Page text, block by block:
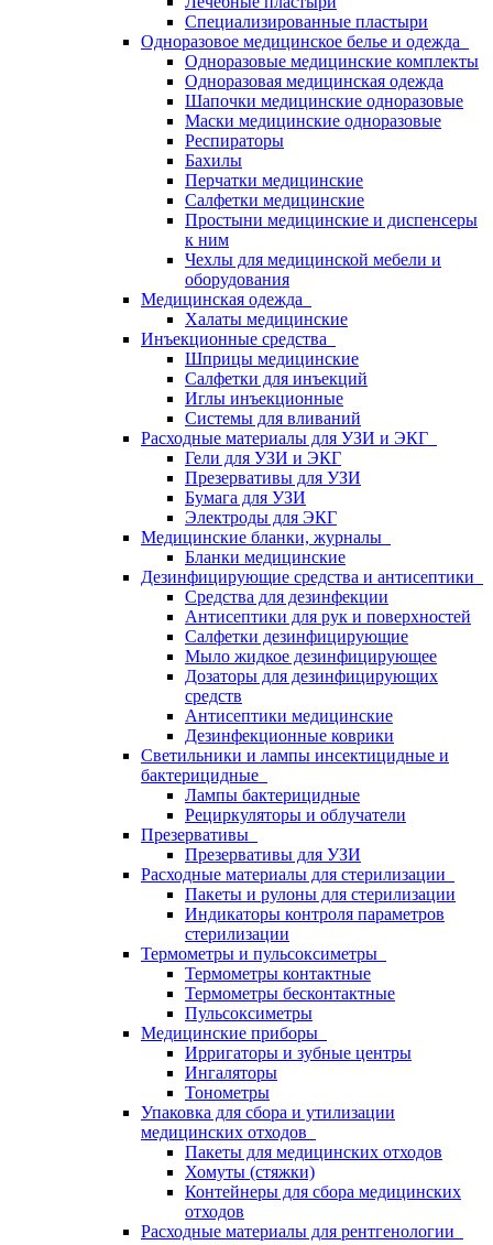
Специализированные пластыри
Одноразовое медицинское белье и одежда
Одноразовые медицинские комплекты
Одноразовая медицинская одежда
Шапочки медицинские одноразовые
Маски медицинские одноразовые
Респираторы
Бахилы
Перчатки медицинские
Салфетки медицинские
Простыни медицинские и диспенсеры
к ним
Чехлы для медицинской мебели и
оборудования
Медицинская одежда
Халаты медицинские
Инъекционные средства
Шприцы медицинские
Салфетки для инъекций
Иглы инъекционные
Системы для вливаний
Расходные материалы для УЗИ и ЭКГ
Гели для УЗИ и ЭКГ
Презервативы для УЗИ
Бумага для УЗИ
Электроды для ЭКГ
Медицинские бланки, журналы
Бланки медицинские
Дезинфицирующие средства и антисептики
Средства для дезинфекции
Антисептики для рук и поверхностей
Салфетки дезинфицирующие
Мыло жидкое дезинфицирующее
Дозаторы для дезинфицирующих
средств
Антисептики медицинские
Дезинфекционные коврики
Светильники и лампы инсектицидные и
бактерицидные
Лампы бактерицидные
Рециркуляторы и облучатели
Презервативы
Презервативы для УЗИ
Расходные материалы для стерилизации
Пакеты и рулоны для стерилизации
Индикаторы контроля параметров
стерилизации
Термометры и пульсоксиметры
Термометры контактные
Термометры бесконтактные
Пульсоксиметры
Медицинские приборы
Ирригаторы и зубные центры
Ингаляторы
Тонометры
Упаковка для сбора и утилизации
медицинских отходов
Пакеты для медицинских отходов
Хомуты (стяжки)
Контейнеры для сбора медицинских
отходов
Расходные материалы для рентгенологии